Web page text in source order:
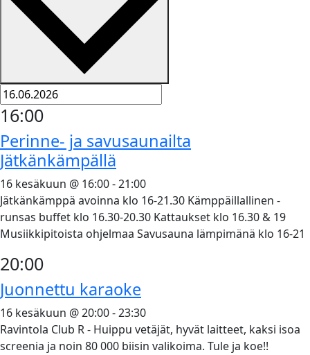
16:00
Perinne- ja savusaunailta
Jätkänkämpällä
16 kesäkuun @ 16:00-21:00
Jätkänkämppä avoinna klo 16-21.30 Kämppäillallinen -
runsas buffet klo 16.30-20.30 Kattaukset klo 16.30 & 19
Musiikkipitoista ohjelmaa Savusauna lämpimänä klo 16-21
20:00
Juonnettu karaoke
16 kesäkuun @ 20:00-23:30
Ravintola Club R - Huippu vetäjät, hyvät laitteet, kaksi isoa
screenia ja noin 80 000 biisin valikoima. Tule ja koe!!